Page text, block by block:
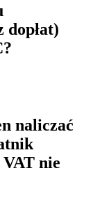
dopłat)
naliczać
nie